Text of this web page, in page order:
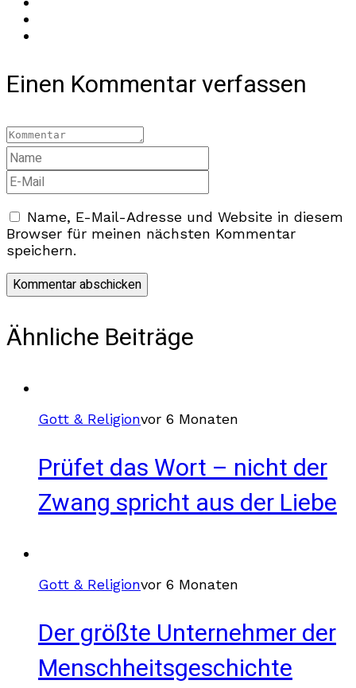
Einen Kommentar verfassen
Name, E-Mail-Adresse und Website in diesem
Browser für meinen nächsten Kommentar
speichern.
Ähnliche Beiträge
Gott & Religionvor 6 Monaten
Prüfet das Wort – nicht der
Zwang spricht aus der Liebe
Gott & Religionvor 6 Monaten
Der größte Unternehmer der
Menschheitsgeschichte